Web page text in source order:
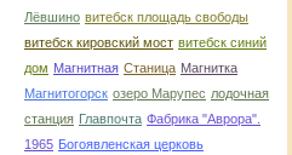
Лёвшино витебск площадь свободы
витебск кировский мост витебск синий
дом Магнитная Станица Магнитка
Магнитогорск озеро Марупес лодочная
станция Главпочта Фабрика "Аврора".
1965 Богоявленская церковь